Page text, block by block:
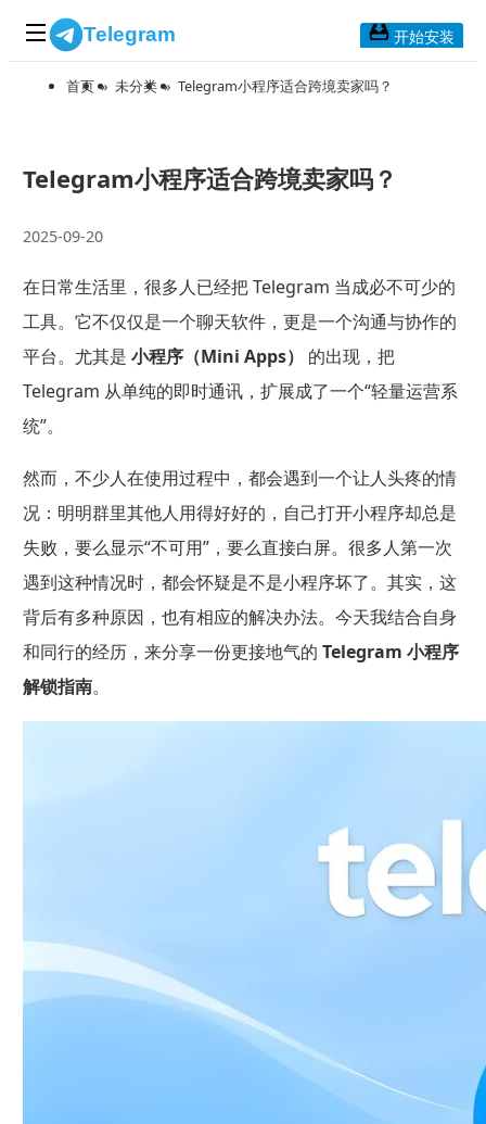
Telegram
应用下载
Telegram Mac版
Telegram安卓版
Telegram Web版
开始安装
首页 » 未分类 » Telegram小程序适合跨境卖家吗？
Telegram小程序适合跨境卖家吗？
2025-09-20
在日常生活里，很多人已经把 Telegram 当成必不可少的
工具。它不仅仅是一个聊天软件，更是一个沟通与协作的
平台。尤其是 小程序（Mini Apps）
的出现，把
Telegram 从单纯的即时通讯，扩展成了一个“轻量运营系
统”。
然而，不少人在使用过程中，都会遇到一个让人头疼的情
况：明明群里其他人用得好好的，自己打开小程序却总是
失败，要么显示“不可用”，要么直接白屏。很多人第一次
遇到这种情况时，都会怀疑是不是小程序坏了。其实，这
背后有多种原因，也有相应的解决办法。今天我结合自身
和同行的经历，来分享一份更接地气的 Telegram 小程序
解锁指南。